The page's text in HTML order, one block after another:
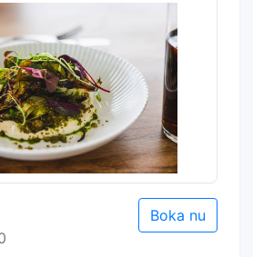
Boka nu